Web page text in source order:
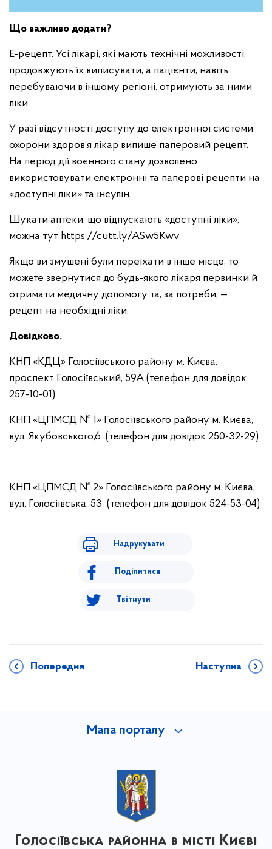
Що важливо додати?
Е-рецепт. Усі лікарі, які мають технічні можливості,
продовжують їх виписувати, а пацієнти, навіть
перебуваючи в іншому регіоні, отримують за ними
ліки.
У разі відсутності доступу до електронної системи
охорони здоров’я лікар випише паперовий рецепт.
На період дії воєнного стану дозволено
використовувати електронні та паперові рецепти на
«доступні ліки» та інсулін.
Шукати аптеки, що відпускають «доступні ліки»,
можна тут https://cutt.ly/ASw5Kwv
Якщо ви змушені були переїхати в інше місце, то
можете звернутися до будь-якого лікаря первинки й
отримати медичну допомогу та, за потреби, —
рецепт на необхідні ліки.
Довідково.
КНП «КДЦ» Голосіївського району м. Києва,
проспект Голосіївський, 59А (телефон для довідок
257-10-01).
КНП «ЦПМСД № 1» Голосіївського району м. Києва,
вул. Якубовського,6 (телефон для довідок 250-32-29)
КНП «ЦПМСД № 2» Голосіївського району м. Києва,
вул. Голосіївська, 53 (телефон для довідок 524-53-04)
Надрукувати
Поділитися
Твітнути
Попередня Наступна
Мапа порталу
Голосіївська районна в місті Києві